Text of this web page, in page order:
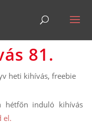
81.
heti kihívás, freebie
hétfőn induló kihívás
el.